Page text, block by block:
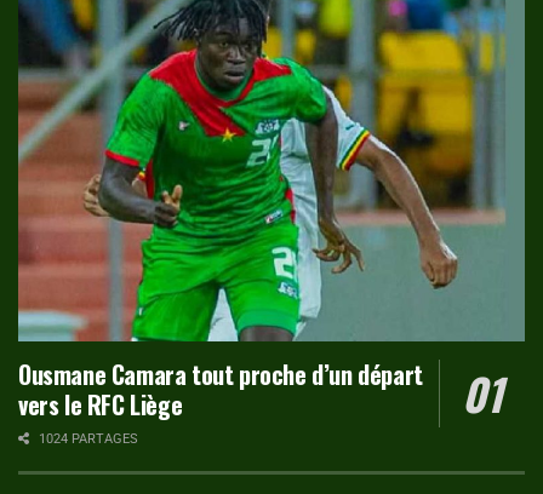
Ousmane Camara tout proche d’un départ
vers le RFC Liège
1024 PARTAGES